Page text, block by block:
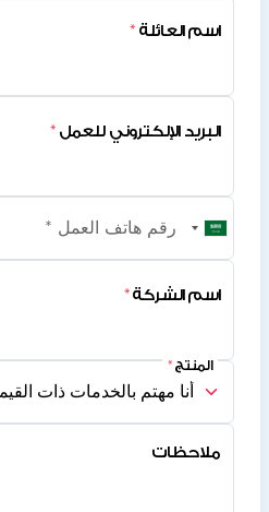
اسم العائلة *
البريد الإلكتروني للعمل *
اسم الشركة *
المنتج *
ملاحظات